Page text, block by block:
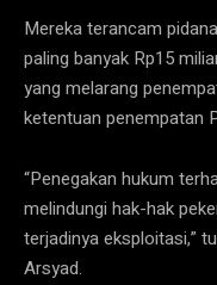
Mereka terancam
paling banyak Rp15
yang melarang
ketentuan penempatan
“Penegakan hukum
melindungi hak-hak
terjadinya eksploitasi,”
Arsyad.